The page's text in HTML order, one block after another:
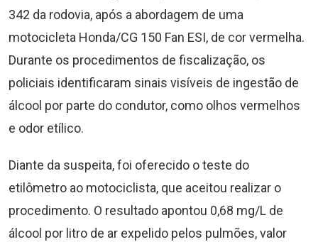
342 da rodovia, após a abordagem de uma
motocicleta Honda/CG 150 Fan ESI, de cor vermelha.
Durante os procedimentos de fiscalização, os
policiais identificaram sinais visíveis de ingestão de
álcool por parte do condutor, como olhos vermelhos
e odor etílico.
Diante da suspeita, foi oferecido o teste do
etilômetro ao motociclista, que aceitou realizar o
procedimento. O resultado apontou 0,68 mg/L de
álcool por litro de ar expelido pelos pulmões, valor